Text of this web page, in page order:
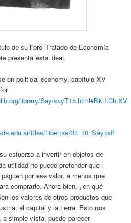
de su libro ‘Tratado de Economía
presenta esta idea:
on political economy, capítulo XV
library/Say/sayT15.html#Bk.I,Ch.XV
files/Libertas/33_10_Say.pdf
esfuerzo a invertir en objetos de
utilidad no puede pretender que
por ese valor, a menos que
comprarlo. Ahora bien, ¿en qué
los valores de otros productos que
el capital y la tierra. Esto nos
simple vista, puede parecer